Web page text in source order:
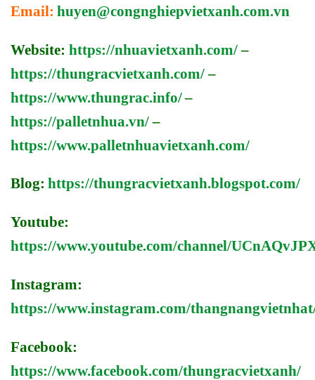
Email: huyen@congnghiepvietxanh.com.vn
Website: https://nhuavietxanh.com/–
https://thungracvietxanh.com/–
https://www.thungrac.info/–
https://palletnhua.vn/–
https://www.palletnhuavietxanh.com/
Blog: https://thungracvietxanh.blogspot.com/
Youtube:
https://www.youtube.com/channel/
Instagram:
https://www.instagram.com/
Facebook:
https://www.facebook.com/thungracvietxanh/